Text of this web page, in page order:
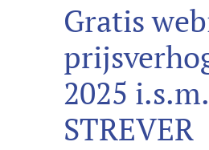
Gratis
2025 i.s.m.
STREVER